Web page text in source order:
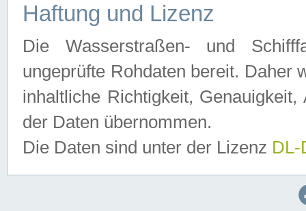
Haftung und Lizenz
Die Wasserstraßen- und
ungeprüfte Rohdaten bereit. Daher
inhaltliche Richtigkeit,
der Daten übernommen.
Die Daten sind unter der Lizenz